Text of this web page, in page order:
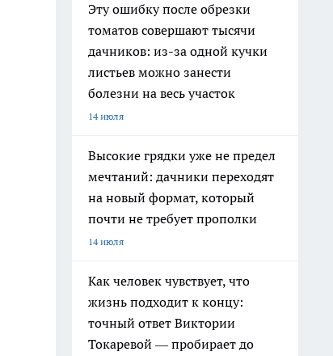
Эту ошибку после обрезки
томатов совершают тысячи
дачников: из-за одной кучки
листьев можно занести
болезни на весь участок
14 июля
Высокие грядки уже не предел
мечтаний: дачники переходят
на новый формат, который
почти не требует прополки
14 июля
Как человек чувствует, что
жизнь подходит к концу:
точный ответ Виктории
Токаревой — пробирает до